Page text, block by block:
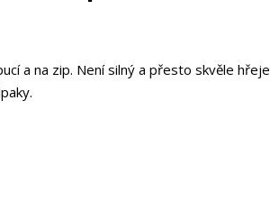
a na zip. Není silný a přesto skvěle hřeje